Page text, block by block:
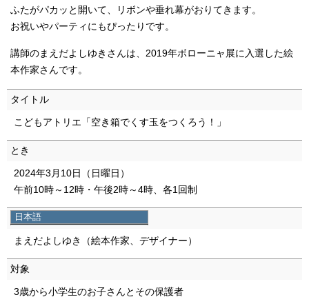
日本語
English
한국어
简体中文
ふたがパカッと開いて、リボンや垂れ幕がおりてきます。
お祝いやパーティにもぴったりです。
講師のまえだよしゆきさんは、2019年ボローニャ展に入選した絵
本作家さんです。
タイトル
こどもアトリエ「空き箱でくす玉をつくろう！」
とき
2024年3月10日（日曜日）
午前10時～12時・午後2時～4時、各1回制
講師
まえだよしゆき（絵本作家、デザイナー）
対象
3歳から小学生のお子さんとその保護者